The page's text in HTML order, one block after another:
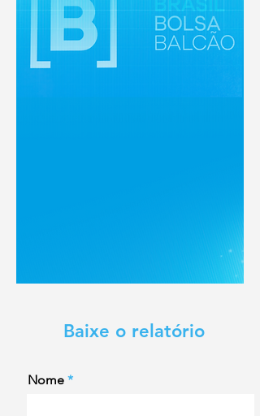
Baixe o relatório
Nome